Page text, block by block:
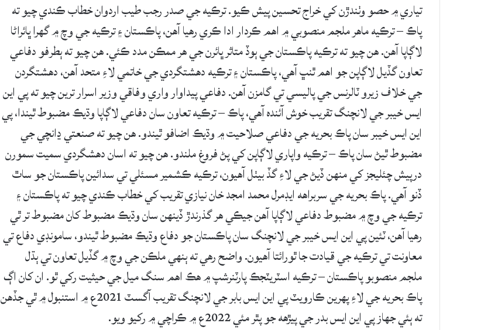
تياري ۾ حصو وٺندڙن کي خراج تحسين پيش ڪيو. ترڪيه جي صدر رجب طيب اردوان خطاب ڪندي چيو ته
پاڪ – ترڪيه ماهر ملجم منصوبي ۾ اهم ڪردار ادا ڪري رهيا آهن، پاڪستان ۽ ترڪيه جي وچ ۾ گهرا ڀائراڻا
لاڳاپا آهن. هن چيو ته ترڪيه پاڪستان جي ٻوڏ متاثر ڀائرن جي هر ممڪن مدد ڪئي. هن چيو ته ٻطرفو دفاعي
تعاون گڏيل لاڳاپن جو اهم ٿنڀ آهي، پاڪستان ۽ ترڪيه دهشتگردي جي خاتمي لاءِ متحد آهن، دهشتگردن
جي خلاف زيرو ٽالرنس جي پاليسي تي گامزن آهن. دفاعي پيداوار واري وفاقي وزير اسرار ترين چيو ته پي اين
ايس خيبر جي لانچنگ تقريب خوش آئنده آهي، پاڪ – ترڪيه تعاون سان دفاعي لاڳاپا وڌيڪ مضبوط ٿيندا، پي
اين ايس خيبر سان پاڪ بحريه جي دفاعي صلاحيت ۾ وڌيڪ اضافو ٿيندو. هن چيو ته صنعتي ڍانچي جي
مضبوط ٿيڻ سان پاڪ – ترڪيه واپاري لاڳاپن کي پڻ فروغ ملندو. هن چيو ته اسان دهشگردي سميت سمورن
درپيش چئليجز کي منهن ڏيڻ جي لاءِ گڏ بيٺل آهيون، ترڪيه ڪشمير مسئلي تي سدائين پاڪستان جو ساٿ
ڏنو آهي. پاڪ بحريه جي سربراهه ايڊمرل محمد امجد خان نيازي تقريب کي خطاب ڪندي چيو ته پاڪستان ۽
ترڪيه جي وچ ۾ مضبوط دفاعي لاڳاپا آهن جيڪي هر گذرندڙ ڏينهن سان وڌيڪ مضبوط کان مضبوط تر ٿي
رهيا آهن، ٽئين پي اين ايس خيبر جي لانچنگ سان پاڪستان جو دفاع وڌيڪ مضبوط ٿيندو، سامونڊي دفاع تي
معاونت تي ترڪيه جي قيادت جا ٿورائتا آهيون. واضح رهي ته ٻنهي ملڪن جي وچ ۾ گڏيل تعاون تي ٻڌل
ملجم منصوبو پاڪستان – ترڪيه اسٽريٽجڪ پارٽنرشپ ۾ هڪ اهم سنگ ميل جي حيثيت رکي ٿو. ان کان اڳ
پاڪ بحريه جي لاءِ پهرين ڪارويٽ پي اين ايس بابر جي لانچنگ تقريب آگسٽ 2021ع ۾ استنبول ۾ ٿي جڏهن
ته ٻئي جهاز پي اين ايس بدر جي پيڙهه جو پٿر مئي 2022ع ۾ ڪراچي ۾ رکيو ويو.